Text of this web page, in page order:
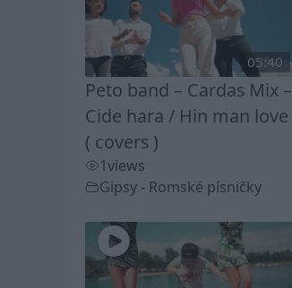
05:40
Peto band – Cardas Mix –
Cide hara / Hin man love
( covers )
1views
Gipsy - Romské písničky